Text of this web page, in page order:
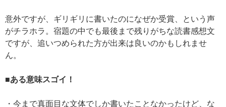
意外ですが、ギリギリに書いたのになぜか受賞、という声
がチラホラ。宿題の中でも最後まで残りがちな読書感想文
ですが、追いつめられた方が出来は良いのかもしれませ
ん。
■ある意味スゴイ！
・今まで真面目な文体でしか書いたことなかったけど、な